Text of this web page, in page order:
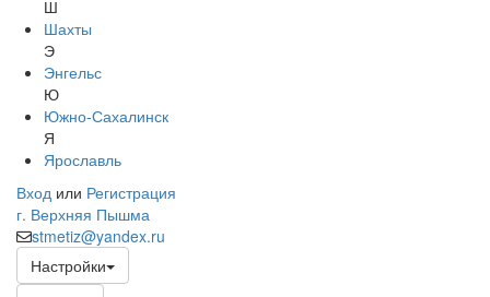
Ш
Шахты
Э
Энгельс
Ю
Южно-Сахалинск
Я
Ярославль
Вход или Регистрация
г. Верхняя Пышма
stmetiz@yandex.ru
Настройки